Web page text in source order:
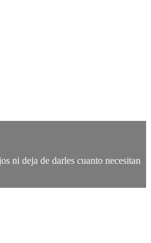
ni deja de darles cuanto necesitan